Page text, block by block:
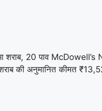
20 पाव McDowell’s
की अनुमानित कीमत